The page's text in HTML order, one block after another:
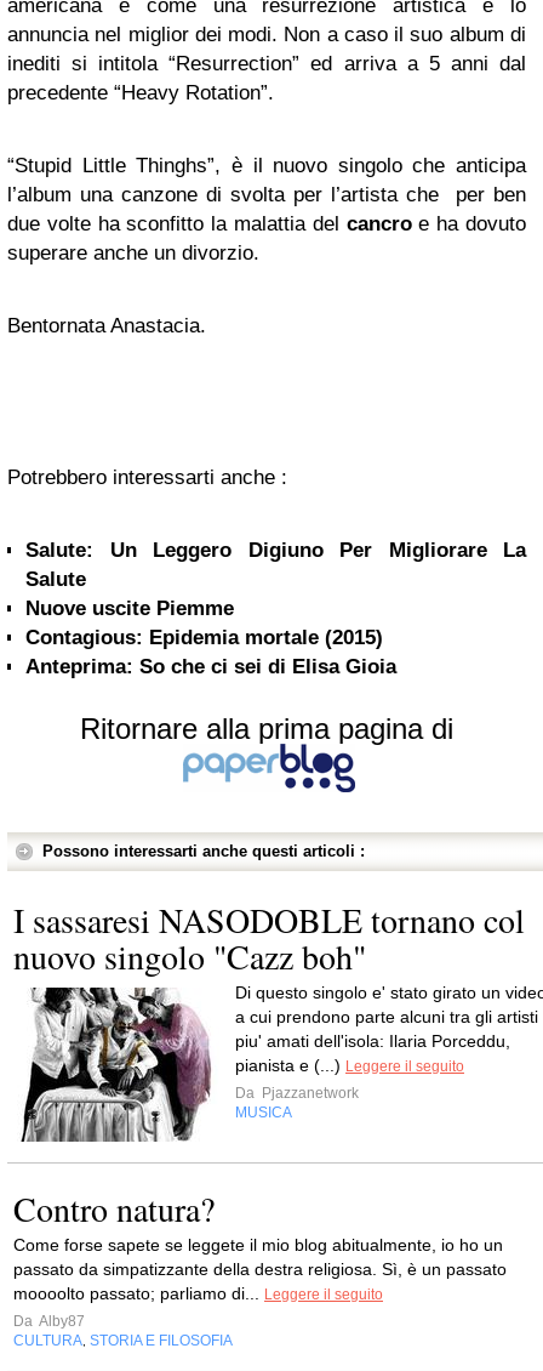
americana è come una resurrezione artistica e lo
annuncia nel miglior dei modi. Non a caso il suo album di
inediti si intitola “Resurrection” ed arriva a 5 anni dal
precedente “Heavy Rotation”.
“Stupid Little Thinghs”, è il nuovo singolo che anticipa
l’album una canzone di svolta per l’artista che per ben
due volte ha sconfitto la malattia del cancroe ha dovuto
superare anche un divorzio.
Bentornata Anastacia.
Potrebbero interessarti anche :
Salute: Un Leggero Digiuno Per Migliorare La
Salute
Nuove uscite Piemme
Contagious: Epidemia mortale (2015)
Anteprima: So che ci sei di Elisa Gioia
Ritornare alla prima pagina di
Possono interessarti anche questi articoli :
I sassaresi NASODOBLE tornano col
nuovo singolo "Cazz boh"
Di questo singolo e' stato girato un
a cui prendono parte alcuni tra gli artisti
piu' amati dell'isola: Ilaria Porceddu,
pianista e (...) Leggere il seguito
Da Pjazzanetwork
MUSICA
Contro natura?
Come forse sapete se leggete il mio blog abitualmente, io ho un
passato da simpatizzante della destra religiosa. Sì, è un passato
moooolto passato; parliamo di...
Leggere il seguito
Da Alby87
CULTURA STORIA E FILOSOFIA